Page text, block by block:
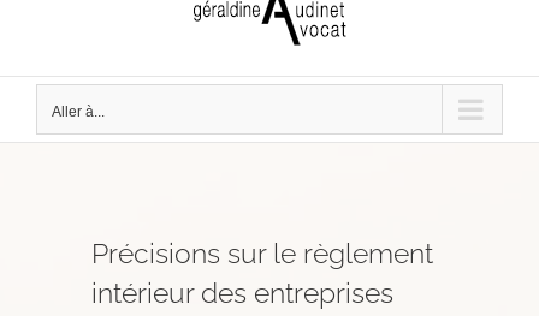
Aller à...
Précisions sur le règlement
intérieur des entreprises